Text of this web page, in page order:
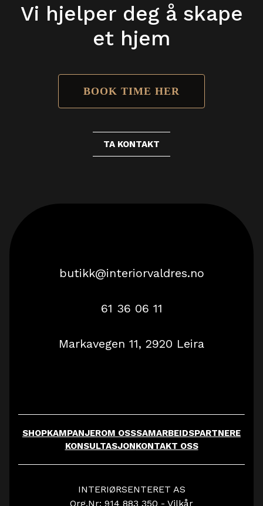
Vi hjelper deg å skape
et hjem
BOOK TIME HER
TA KONTAKT
butikk@interiorvaldres.no
61 36 06 11
Markavegen 11, 2920 Leira
SHOPKAMPANJEROM OSSSAMARBEIDSPARTNERE
KONSULTASJONKONTAKT OSS
INTERIØRSENTERET AS
Org.Nr: 914 883 350 - Vilkår